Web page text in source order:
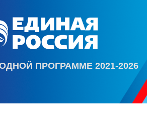
ПРОГРАММЕ 2021-2026